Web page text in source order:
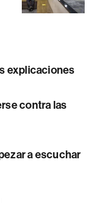
explicaciones
contra las
a escuchar